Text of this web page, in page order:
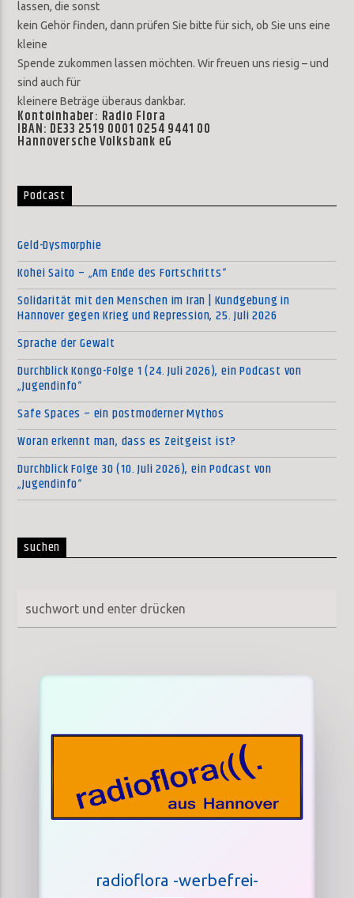
lassen, die sonst
kein Gehör finden, dann prüfen Sie bitte für sich, ob Sie uns eine
kleine
Spende zukommen lassen möchten. Wir freuen uns riesig – und
sind auch für
kleinere Beträge überaus dankbar.
Kontoinhaber: Radio Flora
IBAN: DE33 2519 0001 0254 9441 00
Hannoversche Volksbank eG
Podcast
Geld-Dysmorphie
Kohei Saito – „Am Ende des Fortschritts“
Solidarität mit den Menschen im Iran | Kundgebung in
Hannover gegen Krieg und Repression, 25. Juli 2026
Sprache der Gewalt
Durchblick Kongo-Folge 1 (24. Juli 2026), ein Podcast von
„Jugendinfo“
Safe Spaces – ein postmoderner Mythos
Woran erkennt man, dass es Zeitgeist ist?
Durchblick Folge 30 (10. Juli 2026), ein Podcast von
„Jugendinfo“
suchen
radioflora -werbefrei-